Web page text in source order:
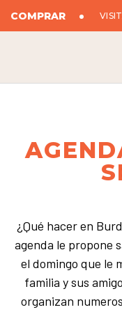
COMPRAR
¿Qué hacer en
agenda le propone
el domingo que le
familia y sus
organizan